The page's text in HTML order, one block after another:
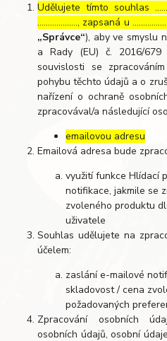
Udělujete tímto souhlas
………………., zapsaná u
„Správce“), aby ve smyslu
a Rady (EU) č. 2016/
souvislosti se
pohybu těchto údajů a o
nařízení o ochraně
zpracovával/a následující
emailovou adresu
Emailová adresa bude
využití funkce Hlídací
notifikace, jakmile se
zvoleného produktu
uživatele
Souhlas udělujete na
účelem:
zaslání e-mailové
skladovost / cena
požadovaných
Zpracování osobních
osobních údajů, osobní